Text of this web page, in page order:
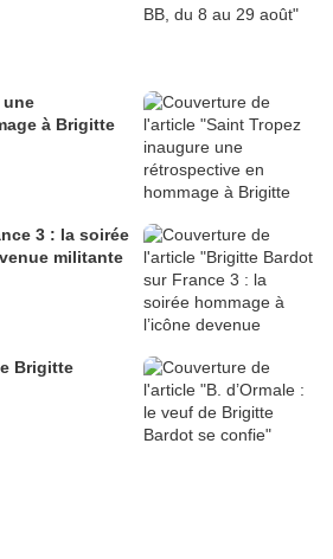
une
à Brigitte
3 : la soirée
militante
Brigitte